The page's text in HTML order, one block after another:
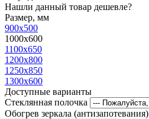
Нашли данный товар дешевле?
Размер, мм
900x500
1000x600
1100x650
1200x800
1250x850
1300x600
Доступные варианты
Стеклянная полочка
Обогрев зеркала (антизапотевания)